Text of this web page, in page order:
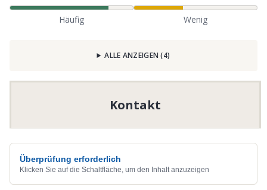
Häufig Wenig
ALLE ANZEIGEN(4)
Kontakt
Überprüfung erforderlich
Klicken Sie auf die Schaltfläche, um den Inhalt anzuzeigen